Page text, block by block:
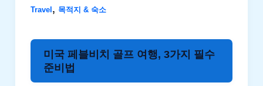
Travel , 목적지 & 숙소
미국 페블비치 골프 여행, 3가지 필수
준비법